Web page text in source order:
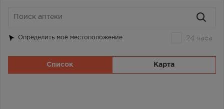
Определить моё местоположение 24 часа
Список Карта